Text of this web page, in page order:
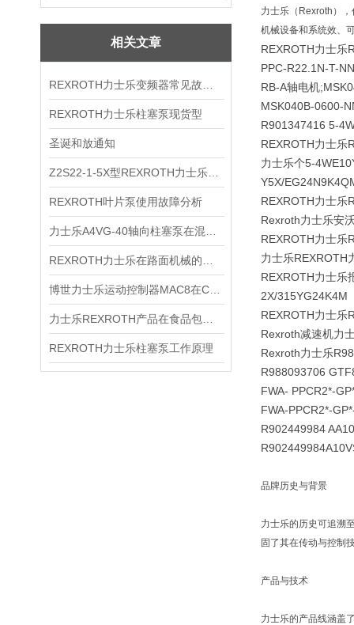
相关文章
REXROTH力士乐柱塞泵现货型
圣诞和放通知
REXROTH叶片泵使用故障分析
REXROTH力士乐柱塞泵工作原理
力士乐（Rexroth）
机械设备和系统效、
REXROTH力士乐
PPC-R22.1N-T-
RB-A轴电机
MSK040B-0600-
R901347416 5-
REXROTH力士乐
力士乐个5-
Y5X/
REXROTH力士乐
Rexroth力士乐安
REXROTH力士乐
力士乐REXROTH
REXROTH力士乐
2X/315YG24K4M
REXROTH力士乐
Rexroth减速机力
Rexroth力士乐
R988093706
FWA- PPCR2*-
FWA-PPCR2*-
R902449984
品牌历史与背景
力士乐的历史可追溯
固了其在传动与控制
产品与技术
力士乐的产品线涵盖